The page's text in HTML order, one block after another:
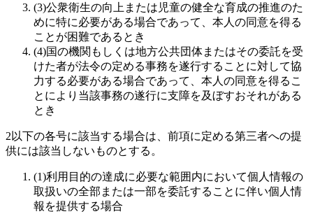
(3)公衆衛生の向上または児童の健全な育成の推進のた
めに特に必要がある場合であって、本人の同意を得る
ことが困難であるとき
(4)国の機関もしくは地方公共団体またはその委託を受
けた者が法令の定める事務を遂行することに対して協
力する必要がある場合であって、本人の同意を得るこ
とにより当該事務の遂行に支障を及ぼすおそれがある
とき
2 以下の各号に該当する場合は、前項に定める第三者への提
供には該当しないものとする。
(1)利用目的の達成に必要な範囲内において個人情報の
取扱いの全部または一部を委託することに伴い個人情
報を提供する場合